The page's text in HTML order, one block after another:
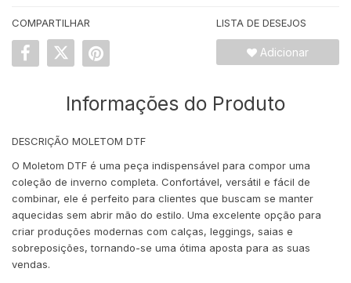
COMPARTILHAR LISTA DE DESEJOS
Adicionar
Informações do Produto
DESCRIÇÃO MOLETOM DTF
O Moletom DTF é uma peça indispensável para compor uma
coleção de inverno completa. Confortável, versátil e fácil de
combinar, ele é perfeito para clientes que buscam se manter
aquecidas sem abrir mão do estilo. Uma excelente opção para
criar produções modernas com calças, leggings, saias e
sobreposições, tornando-se uma ótima aposta para as suas
vendas.